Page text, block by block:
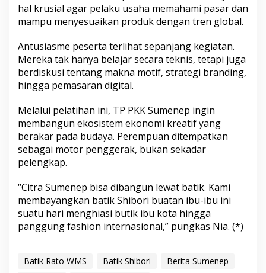
hal krusial agar pelaku usaha memahami pasar dan
mampu menyesuaikan produk dengan tren global.
Antusiasme peserta terlihat sepanjang kegiatan.
Mereka tak hanya belajar secara teknis, tetapi juga
berdiskusi tentang makna motif, strategi branding,
hingga pemasaran digital.
Melalui pelatihan ini, TP PKK Sumenep ingin
membangun ekosistem ekonomi kreatif yang
berakar pada budaya. Perempuan ditempatkan
sebagai motor penggerak, bukan sekadar
pelengkap.
“Citra Sumenep bisa dibangun lewat batik. Kami
membayangkan batik Shibori buatan ibu-ibu ini
suatu hari menghiasi butik ibu kota hingga
panggung fashion internasional,” pungkas Nia. (*)
Batik Rato WMS Batik Shibori
Berita Sumenep